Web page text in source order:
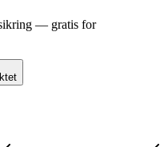
— gratis for